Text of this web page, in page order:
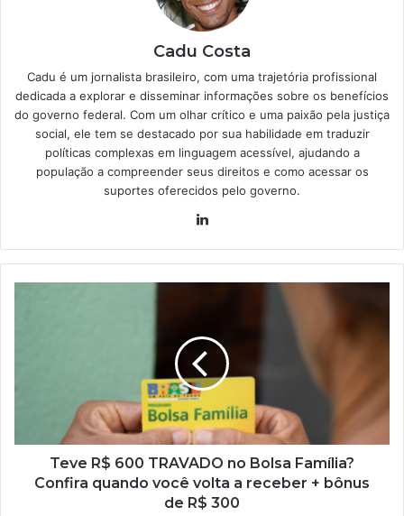
Cadu Costa
Cadu é um jornalista brasileiro, com uma trajetória profissional
dedicada a explorar e disseminar informações sobre os benefícios
do governo federal. Com um olhar crítico e uma paixão pela justiça
social, ele tem se destacado por sua habilidade em traduzir
políticas complexas em linguagem acessível, ajudando a
população a compreender seus direitos e como acessar os
suportes oferecidos pelo governo.
quando
volta
Teve R$ 600 TRAVADO no Bolsa Família?
Confira quando você volta a receber + bônus
de R$ 300